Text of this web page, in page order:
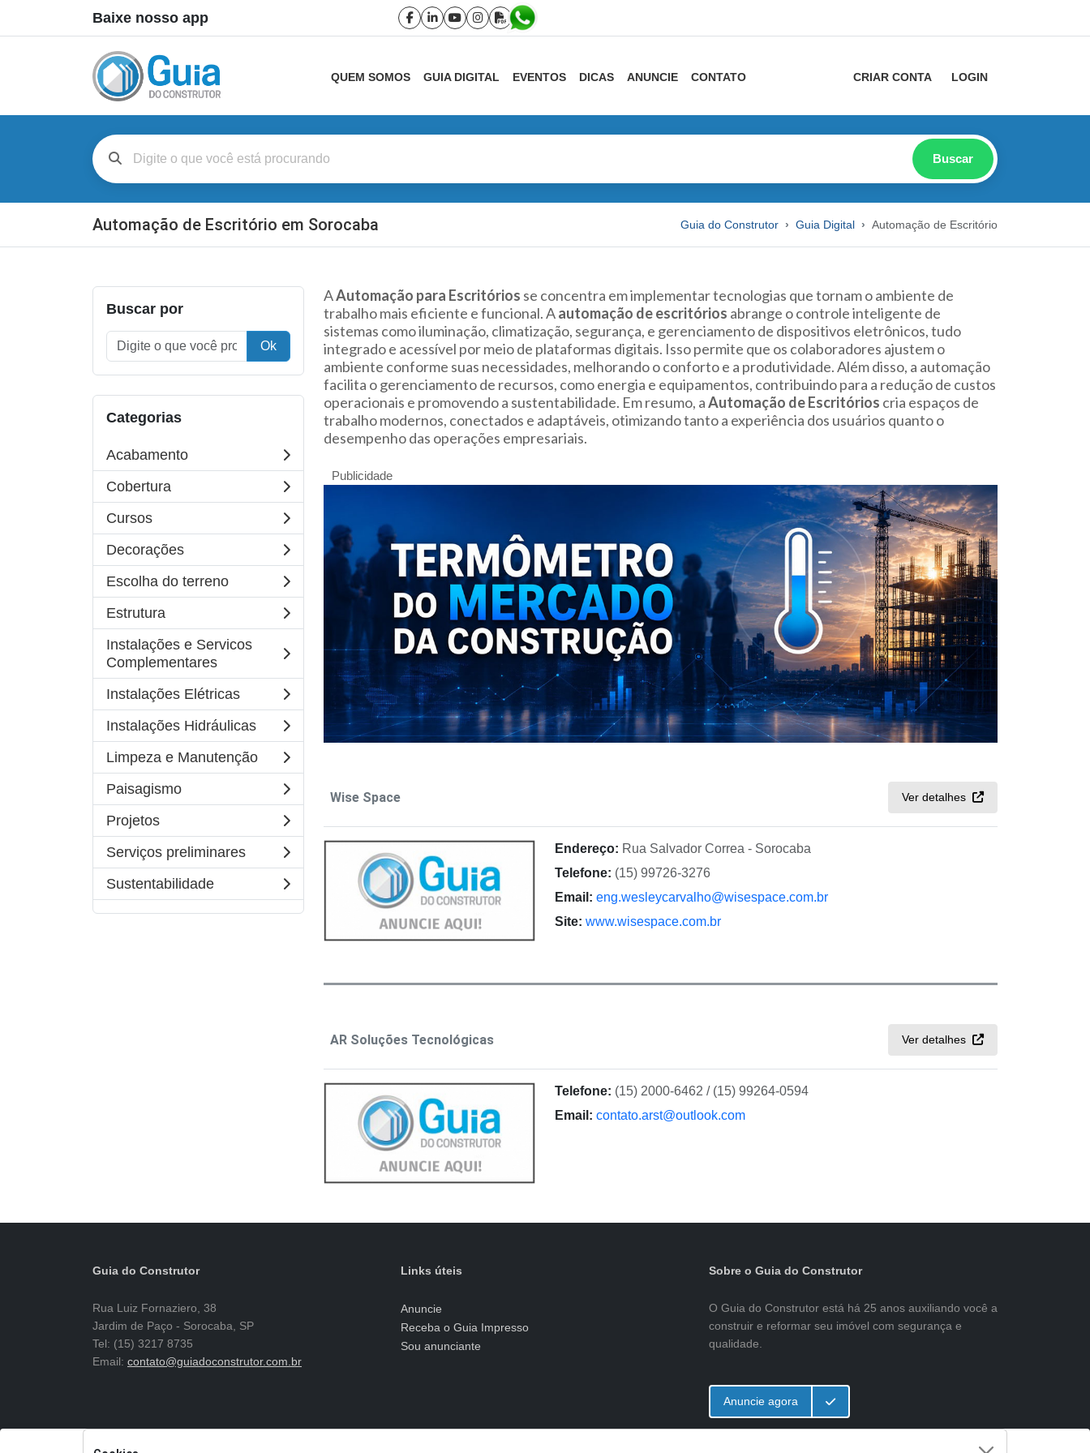
Baixe nosso app
QUEM SOMOS GUIA DIGITAL EVENTOS DICAS ANUNCIE CONTATO CRIAR CONTA LOGIN
Buscar
Automação de Escritório em Sorocaba Guia do Construtor Guia Digital Automação de Escritório
Buscar por
Ok
Categorias
Acabamento
Cobertura
Cursos
Decorações
Escolha do terreno
Estrutura
Instalações e Servicos
Complementares
Instalações Elétricas
Instalações Hidráulicas
Limpeza e Manutenção
Paisagismo
Projetos
Serviços preliminares
Sustentabilidade
AAutomação para Escritórios se concentra em implementar tecnologias que tornam o ambiente de
trabalho mais eficiente e funcional. Aautomação de escritórios abrange o controle inteligente de
sistemas como iluminação, climatização, segurança, e gerenciamento de dispositivos eletrônicos, tudo
integrado e acessível por meio de plataformas digitais. Isso permite que os colaboradores ajustem o
ambiente conforme suas necessidades, melhorando o conforto e a produtividade. Além disso, a automação
facilita o gerenciamento de recursos, como energia e equipamentos, contribuindo para a redução de custos
operacionais e promovendo a sustentabilidade. Em resumo, aAutomação de Escritórios cria espaços de
trabalho modernos, conectados e adaptáveis, otimizando tanto a experiência dos usuários quanto o
desempenho das operações empresariais.
Publicidade
Wise Space Ver detalhes
Endereço: Rua Salvador Correa - Sorocaba
Telefone: (15) 99726-3276
Email: eng.wesleycarvalho@wisespace.com.br
Site: www.wisespace.com.br
AR Soluções Tecnológicas Ver detalhes
Telefone: (15) 2000-6462 / (15) 99264-0594
Email: contato.arst@outlook.com
Guia do Construtor
Rua Luiz Fornaziero, 38
Jardim de Paço - Sorocaba, SP
Tel: (15) 3217 8735
Email: contato@guiadoconstrutor.com.br
Links úteis
Anuncie
Receba o Guia Impresso
Sou anunciante
Sobre o Guia do Construtor
O Guia do Construtor está há 25 anos auxiliando você a
construir e reformar seu imóvel com segurança e
qualidade.
Anuncie agora